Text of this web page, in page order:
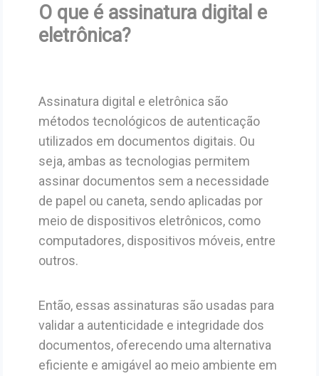
O que é assinatura digital e
eletrônica?
Assinatura digital e eletrônica são
métodos tecnológicos de autenticação
utilizados em documentos digitais. Ou
seja, ambas as tecnologias permitem
assinar documentos sem a necessidade
de papel ou caneta, sendo aplicadas por
meio de dispositivos eletrônicos, como
computadores, dispositivos móveis, entre
outros.
Então, essas assinaturas são usadas para
validar a autenticidade e integridade dos
documentos, oferecendo uma alternativa
eficiente e amigável ao meio ambiente em